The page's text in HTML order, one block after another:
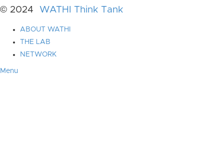
© 2024 WATHI Think Tank
ABOUT WATHI
THE LAB
NETWORK
Menu